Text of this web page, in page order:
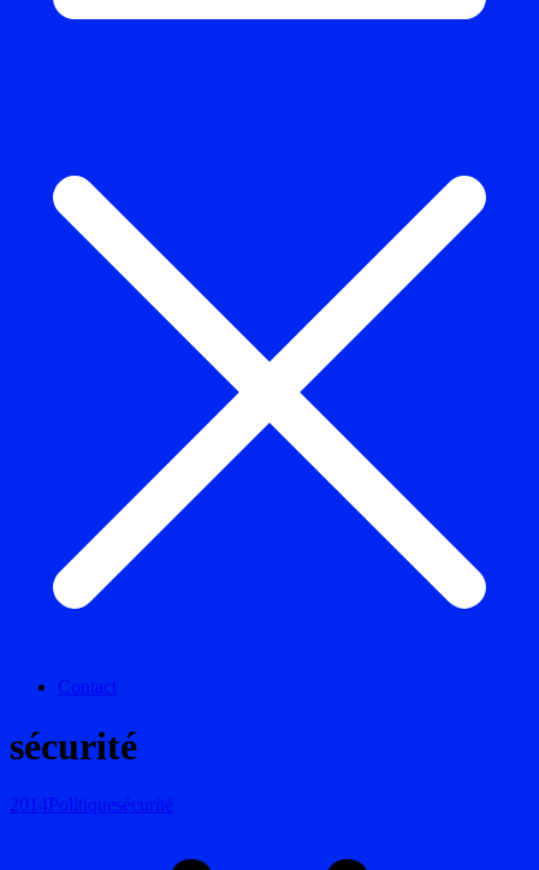
Contact
sécurité
2014Politiquesécurité